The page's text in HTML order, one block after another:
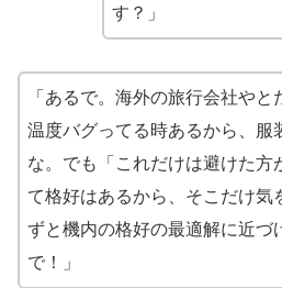
す？」
「あるで。海外の旅行会社やと
温度バグってる時あるから、服
な。でも「これだけは避けた方
て格好はあるから、そこだけ気
ずと機内の格好の最適解に近づ
で！」